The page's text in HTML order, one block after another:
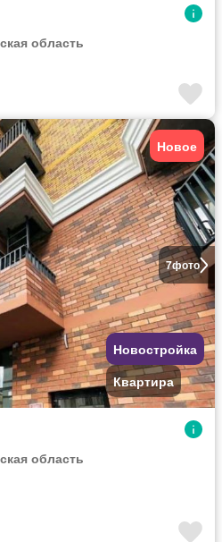
область
7фото
Новое
Новостройка
Квартира
область